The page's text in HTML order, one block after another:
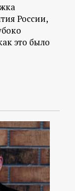
России,
это было